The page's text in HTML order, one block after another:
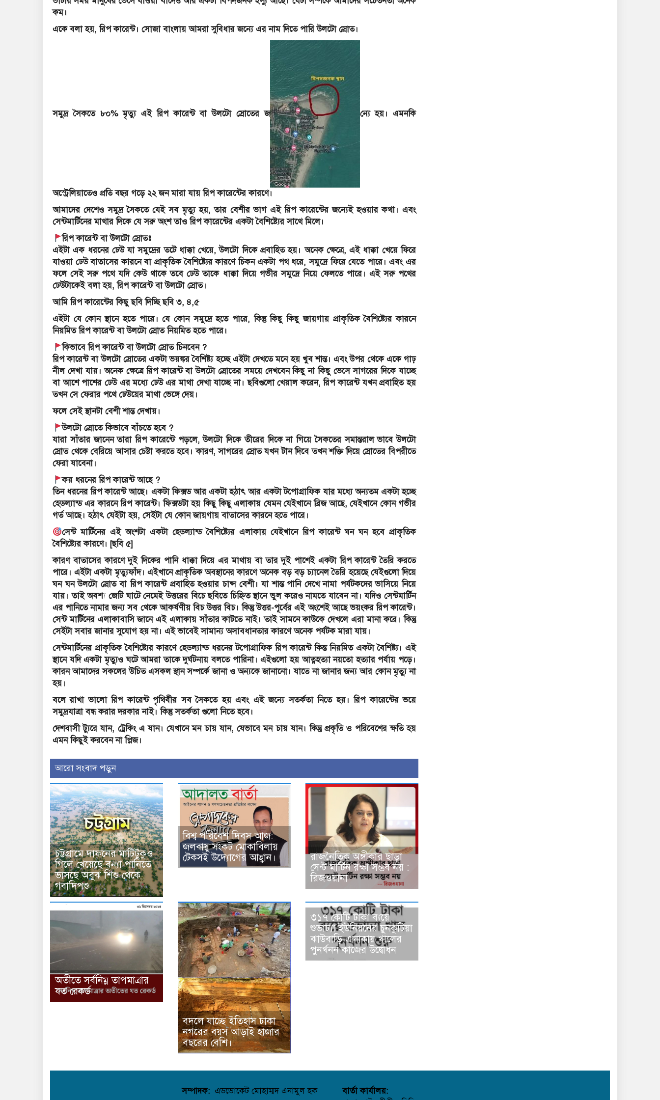
কম।
একে বলা হয়, রিপ কারেন্ট। সোজা বাংলায় আমরা সুবিধার জন্যে এর নাম দিতে পারি উলটো স্রোত।
সমুদ্র সৈকতে ৮০% মৃত্যু এই রিপ কারেন্ট বা উলটো স্রোতের জ ন্যে হয়। এমনকি
অস্ট্রেলিয়াতেও প্রতি বছর গড়ে ২২ জন মারা যায় রিপ কারেন্টের কারণে।
আমাদের দেশেও সমুদ্র সৈকতে যেই সব মৃত্যু হয়, তার বেশীর ভাগ এই রিপ কারেন্টের জন্যেই হওয়ার কথা। এবং
সেন্টমার্টিনের মাথার দিকে যে সরু অংশ তাও রিপ কারেন্টের একটা বৈশিষ্ট্যের সাথে মিলে।
রিপ কারেন্ট বা উলটো স্রোতঃ
এইটা এক ধরনের ঢেউ যা সমুদ্রের তটে ধাক্কা খেয়ে, উলটো দিকে প্রবাহিত হয়। অনেক ক্ষেত্রে, এই ধাক্কা খেয়ে ফিরে
যাওয়া ঢেউ বাতাসের কারনে বা প্রাকৃতিক বৈশিষ্ট্যের কারণে চিকন একটা পথ ধরে, সমুদ্রে ফিরে যেতে পারে। এবং এর
ফলে সেই সরু পথে যদি কেউ থাকে তবে ঢেউ তাকে ধাক্কা দিয়ে গভীর সমুদ্রে নিয়ে ফেলতে পারে। এই সরু পথের
ঢেউটাকেই বলা হয়, রিপ কারেন্ট বা উলটো স্রোত।
আমি রিপ কারেন্টের কিছু ছবি দিচ্ছি ছবি ৩, ৪,৫
এইটা যে কোন স্থানে হতে পারে। যে কোন সমুদ্রে হতে পারে, কিন্তু কিছু কিছু জায়গায় প্রাকৃতিক বৈশিষ্ট্যের কারনে
নিয়মিত রিপ কারেন্ট বা উলটো স্রোত নিয়মিত হতে পারে।
কিভাবে রিপ কারেন্ট বা উলটো স্রোত চিনবেন ?
রিপ কারেন্ট বা উলটো স্রোতের একটা ভয়ঙ্কর বৈশিষ্ট্য হচ্ছে এইটা দেখতে মনে হয় খুব শান্ত। এবং উপর থেকে একে গাঢ়
নীল দেখা যায়। অনেক ক্ষেত্রে রিপ কারেন্ট বা উলটো স্রোতের সময়ে দেখবেন কিছু না কিছু ভেসে সাগরের দিকে যাচ্ছে
বা আশে পাশের ঢেউ এর মধ্যে ঢেউ এর মাথা দেখা যাচ্ছে না। ছবিগুলো খেয়াল করেন, রিপ কারেন্ট যখন প্রবাহিত হয়
তখন সে ফেরার পথে ঢেউয়ের মাথা ভেঙ্গে দেয়।
ফলে সেই স্থানটা বেশী শান্ত দেখায়।
উলটো স্রোতে কিভাবে বাঁচতে হবে ?
যারা সাঁতার জানেন তারা রিপ কারেন্টে পড়লে, উলটো দিকে তীরের দিকে না গিয়ে সৈকতের সমান্তরাল ভাবে উলটো
স্রোত থেকে বেরিয়ে আসার চেষ্টা করতে হবে। কারণ, সাগরের স্রোত যখন টান দিবে তখন শক্তি দিয়ে স্রোতের বিপরীতে
ফেরা যাবেনা।
কয় ধরনের রিপ কারেন্ট আছে ?
তিন ধরনের রিপ কারেন্ট আছে। একটা ফিক্সড আর একটা হঠাৎ আর একটা টপোগ্রাফিক যার মধ্যে অন্যতম একটা হচ্ছে
হেডল্যান্ড এর কারনে রিপ কারেন্ট। ফিক্সডটা হয় কিছু কিছু এলাকায় যেমন যেইখানে ব্রিজ আছে, যেইখানে কোন গভীর
গর্ত আছে। হঠাৎ যেইটা হয়, সেইটা যে কোন জায়গায় বাতাসের কারনে হতে পারে।
সেন্ট মার্টিনের এই অংশটা একটা হেডল্যান্ড বৈশিষ্ট্যের এলাকায় যেইখানে রিপ কারেন্ট ঘন ঘন হবে প্রাকৃতিক
বৈশিষ্ট্যের কারণে। [ছবি ৫]
কারণ বাতাসের কারণে দুই দিকের পানি ধাক্কা দিয়ে এর মাথায় বা তার দুই পাশেই একটা রিপ কারেন্ট তৈরি করতে
পারে। এইটা একটা মৃত্যুফাঁদ। এইখানে প্রাকৃতিক অবস্থানের কারণে অনেক বড় বড় চ্যানেল তৈরি হয়েছে যেইগুলো দিয়ে
ঘন ঘন উলটো স্রোত বা রিপ কারেন্ট প্রবাহিত হওয়ার চান্স বেশী। যা শান্ত পানি দেখে নামা পর্যটকদের ভাসিয়ে নিয়ে
যায়। তাই অবশ্য জেটি ঘাটে নেমেই উত্তরের বিচে ছবিতে চিহ্নিত স্থানে ভুল করেও নামতে যাবেন না। যদিও সেন্টমার্টিন
এর পানিতে নামার জন্য সব থেকে আকর্ষণীয় বিচ উত্তর বিচ। কিন্তু উত্তর-পূর্বের এই অংশেই আছে ভয়ংকর রিপ কারেন্ট।
সেন্ট মার্টিনের এলাকাবাসি জানে এই এলাকায় সাঁতার কাটতে নাই। তাই সামনে কাউকে দেখলে এরা মানা করে। কিন্তু
সেইটা সবার জানার সুযোগ হয় না। এই ভাবেই সামান্য অসাবধানতার কারণে অনেক পর্যটক মারা যায়।
সেন্টমার্টিনের প্রাকৃতিক বৈশিষ্ট্যের কারণে হেডল্যান্ড ধরনের টপোগ্রাফিক রিপ কারেন্ট কিন্ত নিয়মিত একটা বৈশিষ্ট্য। এই
স্থানে যদি একটা মৃত্যুও ঘটে আমরা তাকে দুর্ঘটনায় বলতে পারিনা। এইগুলো হয় আত্নহত্যা নয়তো হত্যার পর্যায় পড়ে।
কারন আমাদের সকলের উচিত এসকল স্থান সম্পর্কে জানা ও অন্যকে জানানো। যাতে না জানার জন্য আর কোন মৃত্যু না
হয়।
বলে রাখা ভালো রিপ কারেন্ট পৃথিবীর সব সৈকতে হয় এবং এই জন্যে সতর্কতা নিতে হয়। রিপ কারেন্টের ভয়ে
সমুদ্রযাত্রা বন্ধ করার দরকার নাই। কিন্তু সতর্কতা গুলো নিতে হবে।
দেশবাসী ট্যুরে যান, ট্রেকিং এ যান। যেখানে মন চায় যান, যেভাবে মন চায় যান। কিন্তু প্রকৃতি ও পরিবেশের ক্ষতি হয়
এমন কিছুই করবেন না প্লিজ।
আরো সংবাদ পড়ুন
চট্টগ্রামে দাফনের মাটিটুকুও
গিলে খেয়েছে বন্যা পানিতে
ভাসছে অবুঝ শিশু থেকে
গবাদিপশু
বিশ্ব পরিবেশ দিবস আজ:
জলবায়ু সংকট মোকাবিলায়
টেকসই উদ্যোগের আহ্বান।
রাজনৈতিক অঙ্গীকার ছাড়া
সেন্ট মার্টিন রক্ষা সম্ভব নয় :
রিজওয়ানা
অতীতে সর্বনিম্ন তাপমাত্রার
যত রেকর্ড
বদলে যাচ্ছে ইতিহাস ঢাকা
নগরের বয়স আড়াই হাজার
বছরের বেশি।
৩১৭ কোটি টাকা ব্যয়ে
শুভাঢ্যা ইউনিয়নের চুনকুটিয়া
ঝাউবাড়ি এলাকায় খালের
পুনর্খনন কাজের উদ্বোধন
সম্পাদক: এডভোকেট মোহাম্মদ এনামুল হক
বার্তা কার্যালয়: